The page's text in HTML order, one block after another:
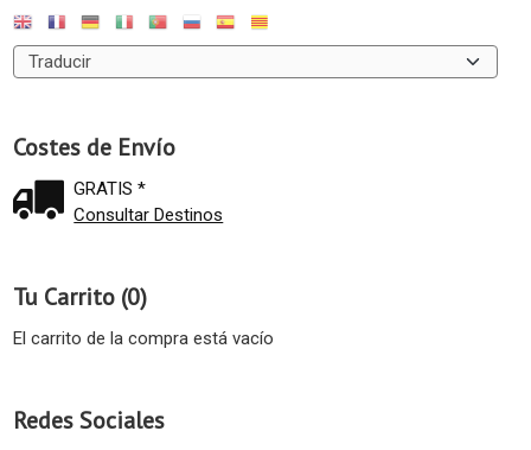
Costes de Envío
GRATIS *
Consultar Destinos
Tu Carrito (0)
El carrito de la compra está vacío
Redes Sociales